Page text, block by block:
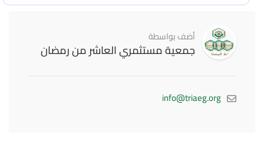
أضف بواسطة
جمعية مستثمري العاشر من رمضان
info@triaeg.org